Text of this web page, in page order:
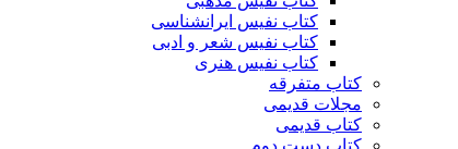
کتاب نفیس ایرانشناسی
کتاب نفیس شعر و ادبی
کتاب نفیس هنری
کتاب متفرقه
مجلات قدیمی
کتاب قدیمی